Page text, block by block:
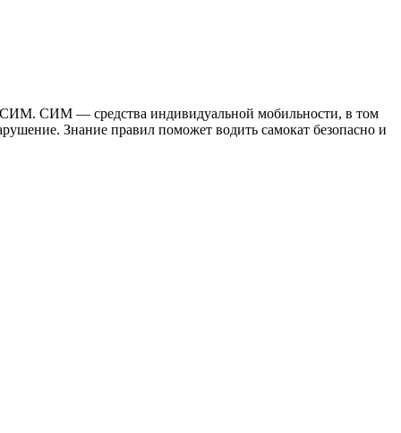
СИМ. СИМ — средства индивидуальной мобильности, в том
Знание правил поможет водить самокат безопасно и